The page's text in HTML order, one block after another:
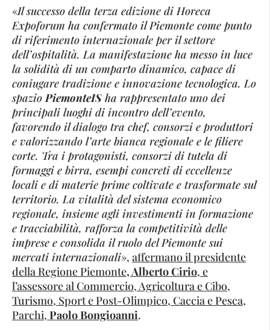
«Il successo della terza edizione di Horeca
Expoforum ha confermato il Piemonte come punto
di riferimento internazionale per il settore
dell’ospitalità. La manifestazione ha messo in luce
la solidità di un comparto dinamico, capace di
coniugare tradizione e innovazione tecnologica. Lo
spazioPiemonteIS ha rappresentato uno dei
principali luoghi di incontro dell’evento,
favorendo il dialogo tra chef, consorzi e produttori
e valorizzando l’arte bianca regionale e le filiere
corte. Tra i protagonisti, consorzi di tutela di
formaggi e birra, esempi concreti di eccellenze
locali e di materie prime coltivate e trasformate sul
territorio. La vitalità del sistema economico
regionale, insieme agli investimenti in formazione
e tracciabilità, rafforza la competitività delle
imprese e consolida il ruolo del Piemonte sui
mercati internazionali», affermano il presidente
della Regione Piemonte, Alberto Cirio, e
l’assessore al Commercio, Agricoltura e Cibo,
Turismo, Sport e Post-Olimpico, Caccia e Pesca,
Parchi, Paolo Bongioanni.